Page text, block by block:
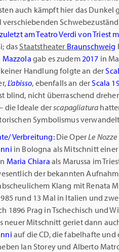
auch kämpft hier das Dunkel
verschiebenden
zuletzt am Teatro Verdi von Triest
das Staatstheater Braunschweig
Mazzola gab es zudem2017 in
Handlung folgte an der
L’abisso, ebenfalls an derScala
blind, nicht überraschend
die Ideale derscapagliatura
Symbolismus
Verbreitung:Die OperLe
in Bologna als Mitschnitt
Maria Chiara als Marussa im
der bekannten
Klang mit Renata
rund 13 Mal in Italien und
1896 Prag in Tschechisch und
neuer Mitschnitt geriet dann
auf die CD, die fabelhafte
Ian Storey und Alberto